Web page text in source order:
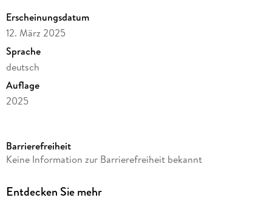
Erscheinungsdatum
12. März 2025
Sprache
deutsch
Auflage
2025
Autor/Autorin
Verlag/Hersteller
Barrierefreiheit
Keine Information zur Barrierefreiheit bekannt
Entdecken Sie mehr